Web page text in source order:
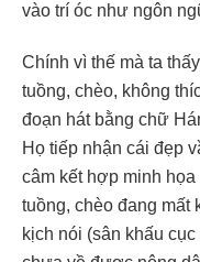
vào trí óc như ngôn
Chính vì thế mà ta
tuồng, chèo, không
đoạn hát bằng chữ
Họ tiếp nhận cái đẹp
câm kết hợp minh
tuồng, chèo đang mất
kịch nói (sân khấu